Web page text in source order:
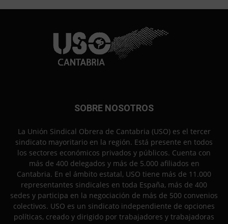
SOBRE NOSOTROS
La Unión Sindical Obrera de Cantabria (USO) es el tercer
sindicato mayoritario en la región. Está presente en todos
los sectores económicos privados y públicos. Cuenta con
más de 400 delegados y más de 5.000 afiliados en
Cantabria. En el ámbito estatal, USO tiene más de 11.000
representantes sindicales en toda España, más de 400
sedes y participa en la negociación de más de 500 convenios
colectivos. USO es un sindicato independiente de opciones
políticas, creado y dirigido por trabajadores y trabajadoras